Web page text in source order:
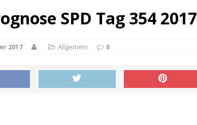
[ 8. Mai 2022 ]
Politprognose Koalitionsrechner Tag 128 2022
SPD Tag 354 2017
2017 Allgemein 0